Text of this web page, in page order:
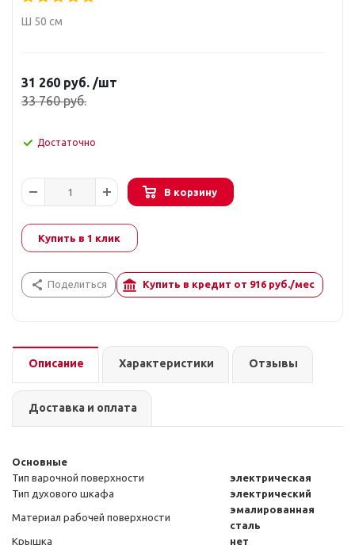
Ш 50 см
31 260 руб. /шт
33 760руб.
Достаточно
В корзину
Купить в 1 клик
Поделиться Купить в кредит от 916 руб./мес
Описание Характеристики Отзывы
Доставка и оплата
Основные
Тип варочной поверхности
электрическая
Тип духового шкафа
электрический
Материал рабочей поверхности
эмалированная
сталь
Крышка
нет